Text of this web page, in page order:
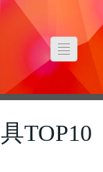
TOP10